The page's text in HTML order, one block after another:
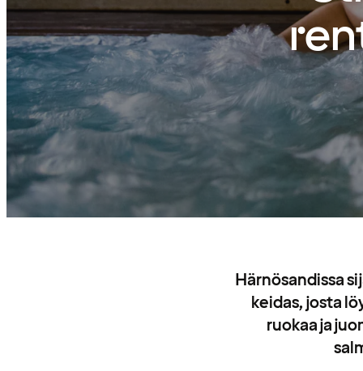
Härnösandissa
keidas, josta
ruokaa ja